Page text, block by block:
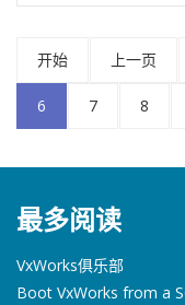
开始 上一页
6 7 8
最多阅读
VxWorks俱乐部
Boot VxWorks from a